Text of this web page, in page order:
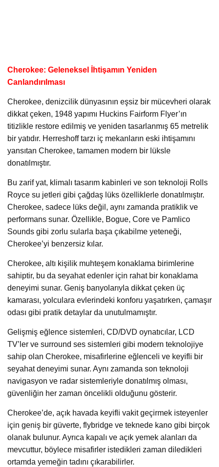
Cherokee: Geleneksel İhtişamın Yeniden
Canlandırılması
Cherokee, denizcilik dünyasının eşsiz bir mücevheri olarak
dikkat çeken, 1948 yapımı Huckins Fairform Flyer’ın
titizlikle restore edilmiş ve yeniden tasarlanmış 65 metrelik
bir yatıdır. Herreshoff tarzı iç mekanların eski ihtişamını
yansıtan Cherokee, tamamen modern bir lüksle
donatılmıştır.
Bu zarif yat, klimalı tasarım kabinleri ve son teknoloji Rolls
Royce su jetleri gibi çağdaş lüks özelliklerle donatılmıştır.
Cherokee, sadece lüks değil, aynı zamanda pratiklik ve
performans sunar. Özellikle, Bogue, Core ve Pamlico
Sounds gibi zorlu sularla başa çıkabilme yeteneği,
Cherokee’yi benzersiz kılar.
Cherokee, altı kişilik muhteşem konaklama birimlerine
sahiptir, bu da seyahat edenler için rahat bir konaklama
deneyimi sunar. Geniş banyolarıyla dikkat çeken üç
kamarası, yolculara evlerindeki konforu yaşatırken, çamaşır
odası gibi pratik detaylar da unutulmamıştır.
Gelişmiş eğlence sistemleri, CD/DVD oynatıcılar, LCD
TV’ler ve surround ses sistemleri gibi modern teknolojiye
sahip olan Cherokee, misafirlerine eğlenceli ve keyifli bir
seyahat deneyimi sunar. Aynı zamanda son teknoloji
navigasyon ve radar sistemleriyle donatılmış olması,
güvenliğin her zaman öncelikli olduğunu gösterir.
Cherokee’de, açık havada keyifli vakit geçirmek isteyenler
için geniş bir güverte, flybridge ve teknede kano gibi birçok
olanak bulunur. Ayrıca kapalı ve açık yemek alanları da
mevcuttur, böylece misafirler istedikleri zaman diledikleri
ortamda yemeğin tadını çıkarabilirler.